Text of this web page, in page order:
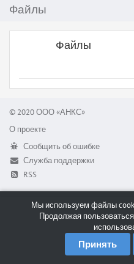
Файлы
Файлы
© 2020 ООО «АНКС»
О проекте
Сообщить об ошибке
Служба поддержки
RSS
Мы используем файлы
Продолжая
Принять